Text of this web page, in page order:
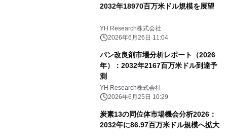
2032年18970百万米ドル規模を展望
YH Research株式会社
2026年6月26日 11:04
パン改良剤市場分析レポート（2026
年）：2032年2167百万米ドル到達予
測
YH Research株式会社
2026年6月25日 10:29
炭素13の同位体市場機会分析2026：
2032年に86.97百万米ドル規模へ拡大